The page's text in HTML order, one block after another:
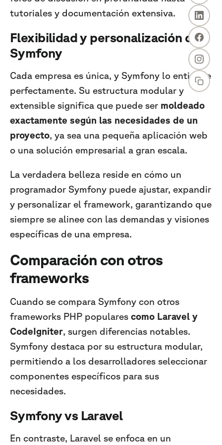
tutoriales y documentación extensiva.
Flexibilidad y personalización de
Symfony
Cada empresa es única, y Symfony lo entiende
perfectamente. Su estructura modular y
extensible significa que puede ser moldeado
exactamente según las necesidades de un
proyecto, ya sea una pequeña aplicación web
o una solución empresarial a gran escala.
La verdadera belleza reside en cómo un
programador Symfony puede ajustar, expandir
y personalizar el framework, garantizando que
siempre se alinee con las demandas y visiones
específicas de una empresa.
Comparación con otros
frameworks
Cuando se compara Symfony con otros
frameworks PHP populares como Laravel y
CodeIgniter, surgen diferencias notables.
Symfony destaca por su estructura modular,
permitiendo a los desarrolladores seleccionar
componentes específicos para sus
necesidades.
Symfony vs Laravel
En contraste, Laravel se enfoca en un